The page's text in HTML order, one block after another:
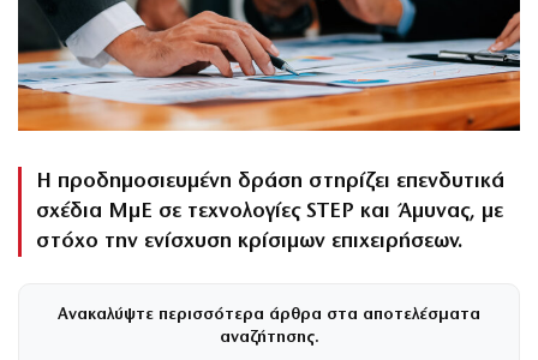
Η προδημοσιευμένη δράση στηρίζει επενδυτικά
σχέδια ΜμΕ σε τεχνολογίες STEP και Άμυνας, με
στόχο την ενίσχυση κρίσιμων επιχειρήσεων.
Ανακαλύψτε περισσότερα άρθρα στα αποτελέσματα
αναζήτησης.